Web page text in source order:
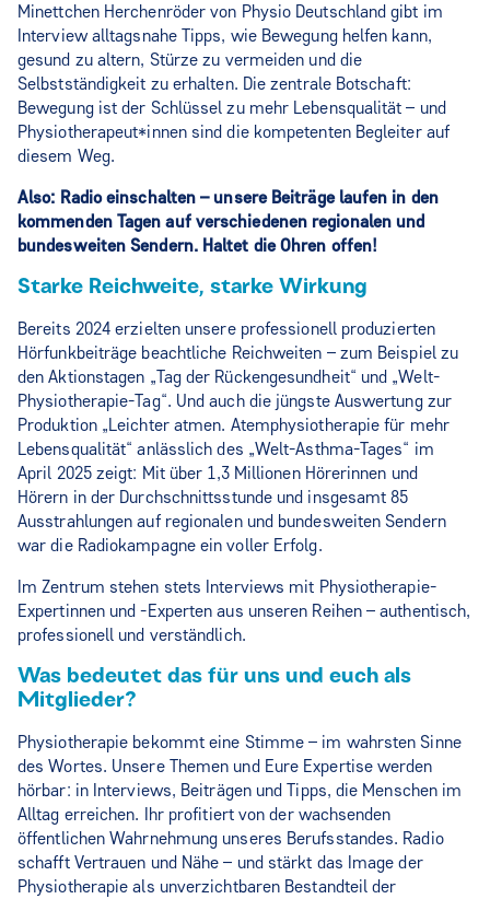
Minettchen Herchenröder von Physio Deutschland gibt im
Interview alltagsnahe Tipps, wie Bewegung helfen kann,
gesund zu altern, Stürze zu vermeiden und die
Selbstständigkeit zu erhalten. Die zentrale Botschaft:
Bewegung ist der Schlüssel zu mehr Lebensqualität – und
Physiotherapeut*innen sind die kompetenten Begleiter auf
diesem Weg.
Also: Radio einschalten – unsere Beiträge laufen in den
kommenden Tagen auf verschiedenen regionalen und
bundesweiten Sendern. Haltet die Ohren offen!
Starke Reichweite, starke Wirkung
Bereits 2024 erzielten unsere professionell produzierten
Hörfunkbeiträge beachtliche Reichweiten – zum Beispiel zu
den Aktionstagen „Tag der Rückengesundheit“ und „Welt-
Physiotherapie-Tag“. Und auch die jüngste Auswertung zur
Produktion „Leichter atmen. Atemphysiotherapie für mehr
Lebensqualität“ anlässlich des „Welt-Asthma-Tages“ im
April 2025 zeigt: Mit über 1,3 Millionen Hörerinnen und
Hörern in der Durchschnittsstunde und insgesamt 85
Ausstrahlungen auf regionalen und bundesweiten Sendern
war die Radiokampagne ein voller Erfolg.
Im Zentrum stehen stets Interviews mit Physiotherapie-
Expertinnen und -Experten aus unseren Reihen – authentisch,
professionell und verständlich.
Was bedeutet das für uns und euch als
Mitglieder?
Physiotherapie bekommt eine Stimme – im wahrsten Sinne
des Wortes. Unsere Themen und Eure Expertise werden
hörbar: in Interviews, Beiträgen und Tipps, die Menschen im
Alltag erreichen. Ihr profitiert von der wachsenden
öffentlichen Wahrnehmung unseres Berufsstandes. Radio
schafft Vertrauen und Nähe – und stärkt das Image der
Physiotherapie als unverzichtbaren Bestandteil der